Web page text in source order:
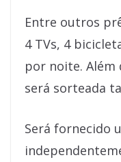
Entre outros
4 TVs, 4
por noite.
será sorteada
Será fornecido